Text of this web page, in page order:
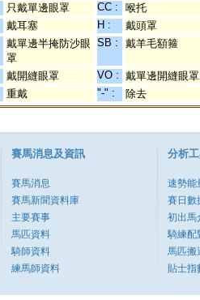
只戴單邊眼罩 CC :
喉托
戴耳塞 H :
戴頭罩
戴單邊半掩防沙眼
罩
SB : 戴羊毛額箍
戴開縫眼罩 VO : 戴單邊開縫眼罩
重戴 "-" : 除去
賽馬消息及資訊
賽馬消息
賽馬新聞資料庫
主要賽事
馬匹資料
騎師資料
練馬師資料
分析
速勢能
賽日數
初出馬
騎練配
馬匹搬
貼士指